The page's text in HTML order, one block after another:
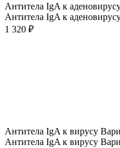
Антитела IgA к
Антитела IgA к
1 320 ₽
Антитела IgA к вирусу
Антитела IgA к вирусу